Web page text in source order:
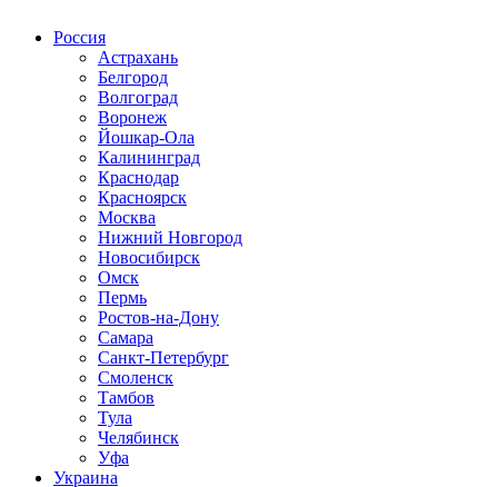
Россия
Астрахань
Белгород
Волгоград
Воронеж
Йошкар-Ола
Калининград
Краснодар
Красноярск
Москва
Нижний Новгород
Новосибирск
Омск
Пермь
Ростов-на-Дону
Самара
Санкт-Петербург
Смоленск
Тамбов
Тула
Челябинск
Уфа
Украина